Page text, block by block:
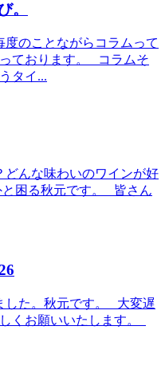
。
のことながらコラムって
ております。 コラムそ
タイ...
んな味わいのワインが好
と困る秋元です。 皆さん
した。秋元です。 大変遅
くお願いいたします。